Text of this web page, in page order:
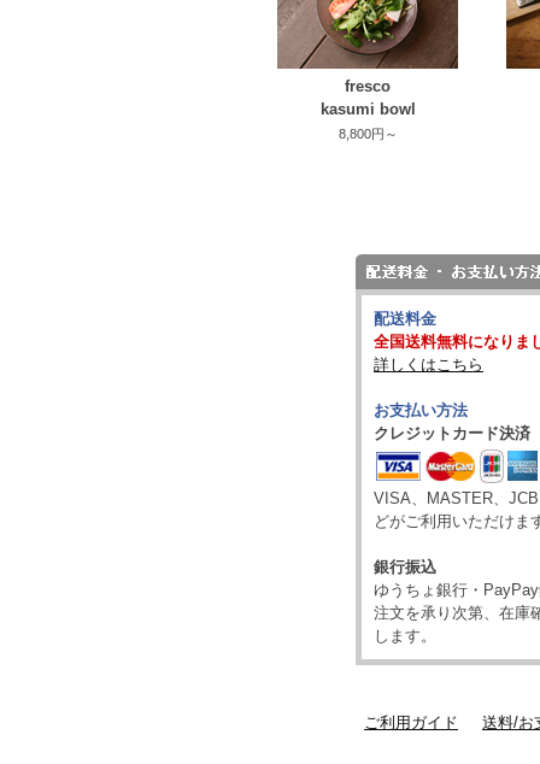
fresco
kasumi bowl
8,800円～
配送料金
全国送料無料になりま
詳しくはこちら
お支払い方法
クレジットカード決済
VISA、MASTER、
どがご利用いただけま
銀行振込
ゆうちょ銀行・
注文を承り次第、在庫
します。
ご利用ガイド 送料/お